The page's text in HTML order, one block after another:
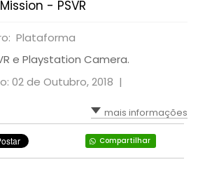
- PSVR
Plataforma
e Playstation Camera.
02 de Outubro, 2018 |
mais informações
Compartilhar